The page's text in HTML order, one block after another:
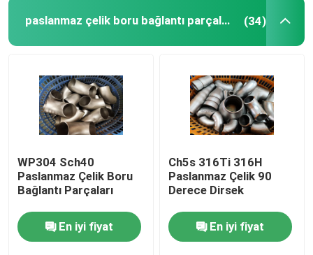
Nikel alaşımlı boru bağlantı parçaları
paslanmaz çelik boru bağlantı parçaları (34)
WP304 Sch40
Paslanmaz Çelik Boru
Bağlantı Parçaları
En iyi fiyat
Ch5s 316Ti 316H
Paslanmaz Çelik 90
Derece Dirsek
En iyi fiyat